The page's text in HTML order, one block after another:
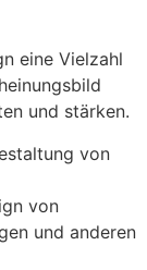
eine Vielzahl
und stärken.
von
von
und anderen